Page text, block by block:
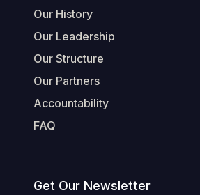
Our History
Our Leadership
Our Structure
Our Partners
Accountability
FAQ
Get Our Newsletter